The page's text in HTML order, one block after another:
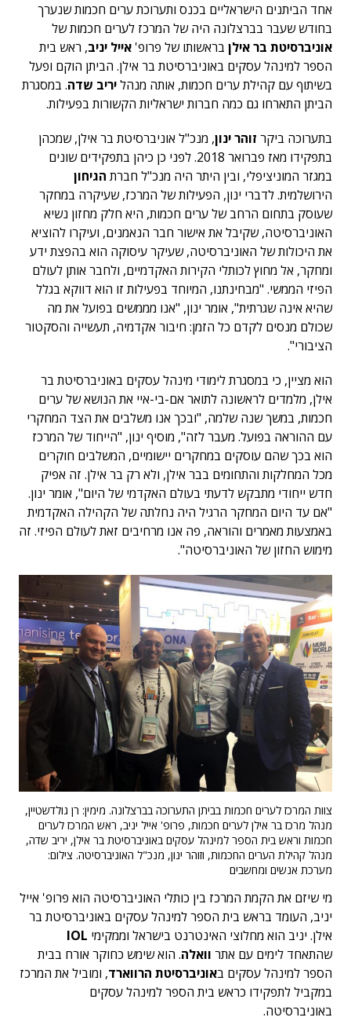
אחד הביתנים הישראליים בכנס ותערוכת ערים חכמות שנערך
בחודש שעבר בברצלונה היה של המרכז לערים חכמות של
אוניברסיטת בר אילן בראשותו של פרופ' אייל יניב, ראש בית
הספר למינהל עסקים באוניברסיטת בר אילן. הביתן הוקם ופעל
בשיתוף עם קהילת ערים חכמות, אותה מנהליריב שדה. במסגרת
הביתן התארחו גם כמה חברות ישראליות הקשורות בפעילות.
בתערוכה ביקר זוהר ינון, מנכ"ל אוניברסיטת בר אילן, שמכהן
בתפקידו מאז פברואר 2018. לפני כן כיהן בתפקידים שונים
במגזר המוניציפלי, ובין היתר היה מנכ"ל חברת הגיחון
הירושלמית. לדברי ינון, הפעילות של המרכז, שעיקרה במחקר
שעוסק בתחום הרחב של ערים חכמות, היא חלק מחזון נשיא
האוניברסיטה, שקיבל את אישור חבר הנאמנים, ועיקרו להוציא
את היכולות של האוניברסיטה, שעיקר עיסוקה הוא בהפצת ידע
ומחקר, אל מחוץ לכותלי הקירות האקדמיים, ולחבר אותן לעולם
הפיזי הממשי. "מבחינתנו, המיוחד בפעילות זו הוא דווקא בגלל
שהיא אינה שגרתית", אומר ינון, "אנו מממשים בפועל את מה
שכולם מנסים לקדם כל הזמן: חיבור אקדמיה, תעשייה והסקטור
הציבורי".
הוא מציין, כי במסגרת לימודי מינהל עסקים באוניברסיטת בר
אילן, מלמדים לראשונה לתואר אם-בי-איי את הנושא של ערים
חכמות, במשך שנה שלמה, "ובכך אנו משלבים את הצד המחקרי
עם ההוראה בפועל. מעבר לזה", מוסיף ינון, "הייחוד של המרכז
הוא בכך שהם עוסקים במחקרים יישומיים, המשלבים חוקרים
מכל המחלקות והתחומים בבר אילן, ולא רק בר אילן. זה אפיק
חדש ייחודי מתבקש לדעתי בעולם האקדמי של היום", אומר ינון.
"אם עד היום המחקר הרגיל היה נחלתה של הקהילה האקדמית
באמצעות מאמרים והוראה, פה אנו מרחיבים זאת לעולם הפיזי. זה
מימוש החזון של האוניברסיטה".
צוות המרכז לערים חכמות בביתן התערוכה בברצלונה. מימין: רן גולדשטיין,
מנהל מרכז בר אילן לערים חכמות, פרופ' אייל יניב, ראש המרכז לערים
חכמות וראש בית הספר למינהל עסקים באוניברסיטת בר אילן, יריב שדה,
מנהל קהילת הערים החכמות, וזוהר ינון, מנכ"ל האוניברסיטה. צילום:
מערכת אנשים ומחשבים
מי שיזם את הקמת המרכז בין כותלי האוניברסיטה הוא פרופ' אייל
יניב, העומד בראש בית הספר למינהל עסקים באוניברסיטת בר
אילן. יניב הוא מחלוצי האינטרנט בישראל וממקימי IOL
שהתאחד לימים עם אתר וואלה. הוא שימש כחוקר אורח בבית
הספר למינהל עסקים באוניברסיטת הרווארד, ומוביל את המרכז
במקביל לתפקידו כראש בית הספר למינהל עסקים
באוניברסיטה.